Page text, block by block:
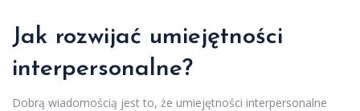
Jak rozwijać umiejętności
interpersonalne?
Dobrą wiadomością jest to, że umiejętności interpersonalne